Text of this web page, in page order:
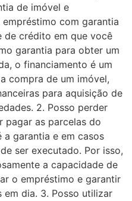
de imóvel e
com garantia
de crédito em que você
garantia para obter um
o financiamento é um
compra de um imóvel,
para aquisição de
2. Posso perder
pagar as parcelas do
a garantia e em casos
ser executado. Por isso,
a capacidade de
o empréstimo e garantir
em dia. 3. Posso utilizar